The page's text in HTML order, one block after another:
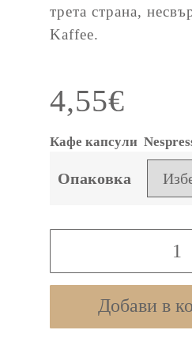
трета страна,
Kaffee.
4,55€
Кафе капсули
Опаковка
Ipanema
EspressoДобави в